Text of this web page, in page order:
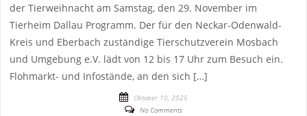
der Tierweihnacht am Samstag, den 29. November im
Tierheim Dallau Programm. Der für den Neckar-Odenwald-
Kreis und Eberbach zuständige Tierschutzverein Mosbach
und Umgebung e.V. lädt von 12 bis 17 Uhr zum Besuch ein.
Flohmarkt- und Infostände, an den sich […]
Oktober 10, 2025
No Comments